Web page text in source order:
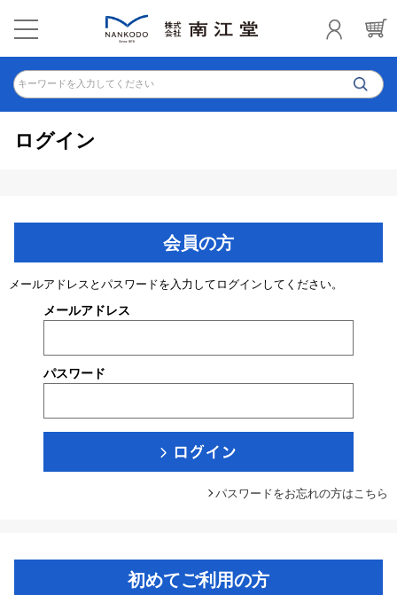
キーワードを入力してください
ログイン
会員の方
メールアドレスとパスワードを入力してログインしてください。
メールアドレス
パスワード
パスワードをお忘れの方はこちら
初めてご利用の方